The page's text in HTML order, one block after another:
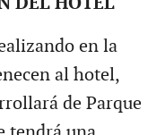
en la
al hotel,
de Parque